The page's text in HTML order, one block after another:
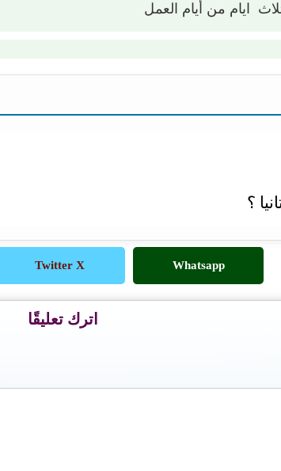
ايام من أيام العمل
؟
Whatsapp
Twitter X
اترك تعليقًا